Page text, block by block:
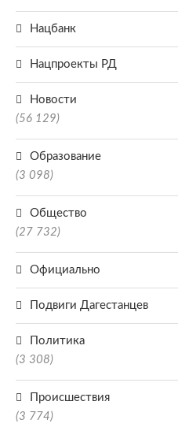
Нацбанк
Нацпроекты РД
Новости
(56 129)
Образование
(3 098)
Общество
(27 732)
Официально
Подвиги Дагестанцев
Политика
(3 308)
Происшествия
(3 774)